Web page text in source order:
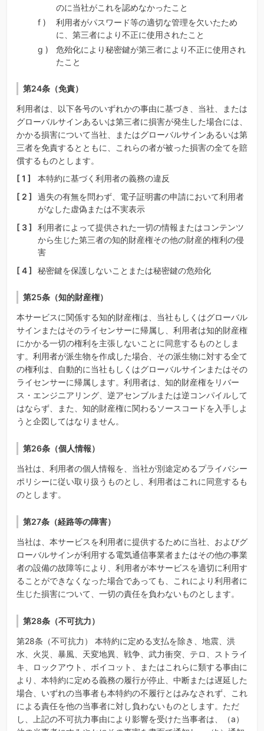
のに当社がこれを認めなかったこと
利用者がパスワード等の適切な管理を欠いたため
に、第三者により不正に使用されたこと
危殆化により秘密鍵が第三者により不正に使用され
たこと
第24条（免責）
利用者は、以下各号のいずれかの事由に基づき、当社、または
グローバルサインあるいは第三者に損害が発生した場合には、
かかる損害について当社、またはグローバルサインあるいは第
三者を免責するとともに、これらの者が被った損害の全てを賠
償するものとします。
本特約に基づく利用者の義務の違反
過失の有無を問わず、電子証明書の申請において利用者
がなした虚偽または不実表示
利用者によって提供された一切の情報またはコンテンツ
から生じた第三者の知的財産権その他の財産的権利の侵
害
秘密鍵を保護しないことまたは秘密鍵の危殆化
第25条（知的財産権）
本サービスに関係する知的財産権は、当社もしくはグローバル
サインまたはそのライセンサーに帰属し、利用者は知的財産権
にかかる一切の権利を主張しないことに同意するものとしま
す。利用者が派生物を作成した場合、その派生物に対する全て
の権利は、自動的に当社もしくはグローバルサインまたはその
ライセンサーに帰属します。利用者は、知的財産権をリバー
ス・エンジニアリング、逆アセンブルまたは逆コンパイルして
はならず、また、知的財産権に関わるソースコードを入手しよ
うと企図してはなりません。
第26条（個人情報）
当社は、利用者の個人情報を、当社が別途定めるプライバシー
ポリシーに従い取り扱うものとし、利用者はこれに同意するも
のとします。
第27条（経路等の障害）
当社は、本サービスを利用者に提供するために当社、およびグ
ローバルサインが利用する電気通信事業者またはその他の事業
者の設備の故障等により、利用者が本サービスを適切に利用す
ることができなくなった場合であっても、これにより利用者に
生じた損害について、一切の責任を負わないものとします。
第28条（不可抗力）
第28条（不可抗力） 本特約に定める支払を除き、地震、洪
水、火災、暴風、天変地異、戦争、武力衝突、テロ、ストライ
キ、ロックアウト、ボイコット、またはこれらに類する事由に
より、本特約に定める義務の履行が停止、中断または遅延した
場合、いずれの当事者も本特約の不履行とはみなされず、これ
による責任を他の当事者に対し負わないものとします。ただ
し、上記の不可抗力事由により影響を受けた当事者は、（a）